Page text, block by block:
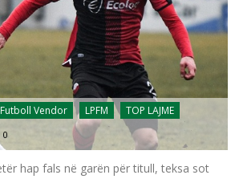
Futboll Vendor LPFM TOP LAJME
0
hap fals në garën për titull, teksa sot